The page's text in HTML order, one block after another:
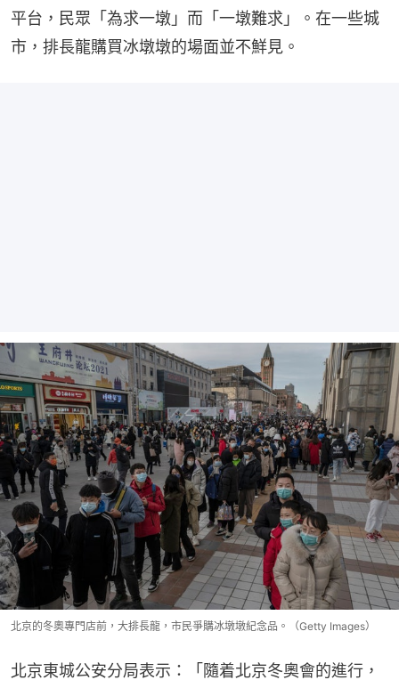
平台，民眾「為求一墩」而「一墩難求」。在一些城
市，排長龍購買冰墩墩的場面並不鮮見。
北京的冬奧專門店前，大排長龍，市民爭購冰墩墩紀念品。（Getty Images）
北京東城公安分局表示：「隨着北京冬奧會的進行，